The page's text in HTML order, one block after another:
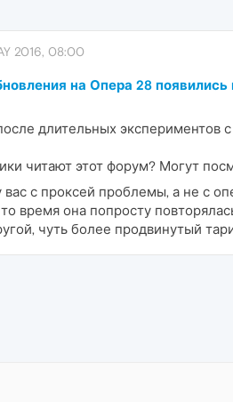
2016, 08:00
на Опера 28
длительных экспериментов
читают этот форум? Могут
вас с проксей проблемы, а не с
время она попросту
чуть более продвинутый